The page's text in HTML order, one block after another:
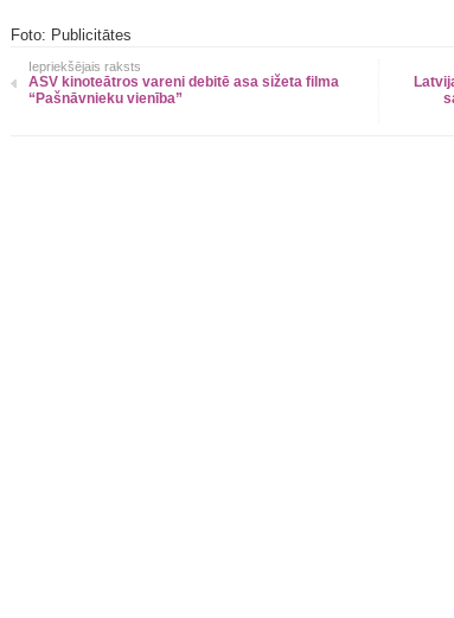
Foto: Publicitātes
Iepriekšējais raksts
ASV kinoteātros vareni debitē asa sižeta filma
“Pašnāvnieku vienība”